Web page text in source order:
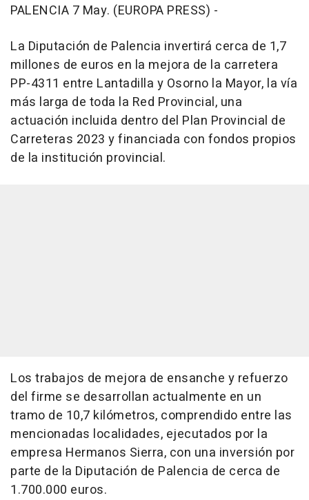
PALENCIA 7 May. (EUROPA PRESS) -
La Diputación de Palencia invertirá cerca de 1,7
millones de euros en la mejora de la carretera
PP-4311 entre Lantadilla y Osorno la Mayor, la vía
más larga de toda la Red Provincial, una
actuación incluida dentro del Plan Provincial de
Carreteras 2023 y financiada con fondos propios
de la institución provincial.
Los trabajos de mejora de ensanche y refuerzo
del firme se desarrollan actualmente en un
tramo de 10,7 kilómetros, comprendido entre las
mencionadas localidades, ejecutados por la
empresa Hermanos Sierra, con una inversión por
parte de la Diputación de Palencia de cerca de
1.700.000 euros.